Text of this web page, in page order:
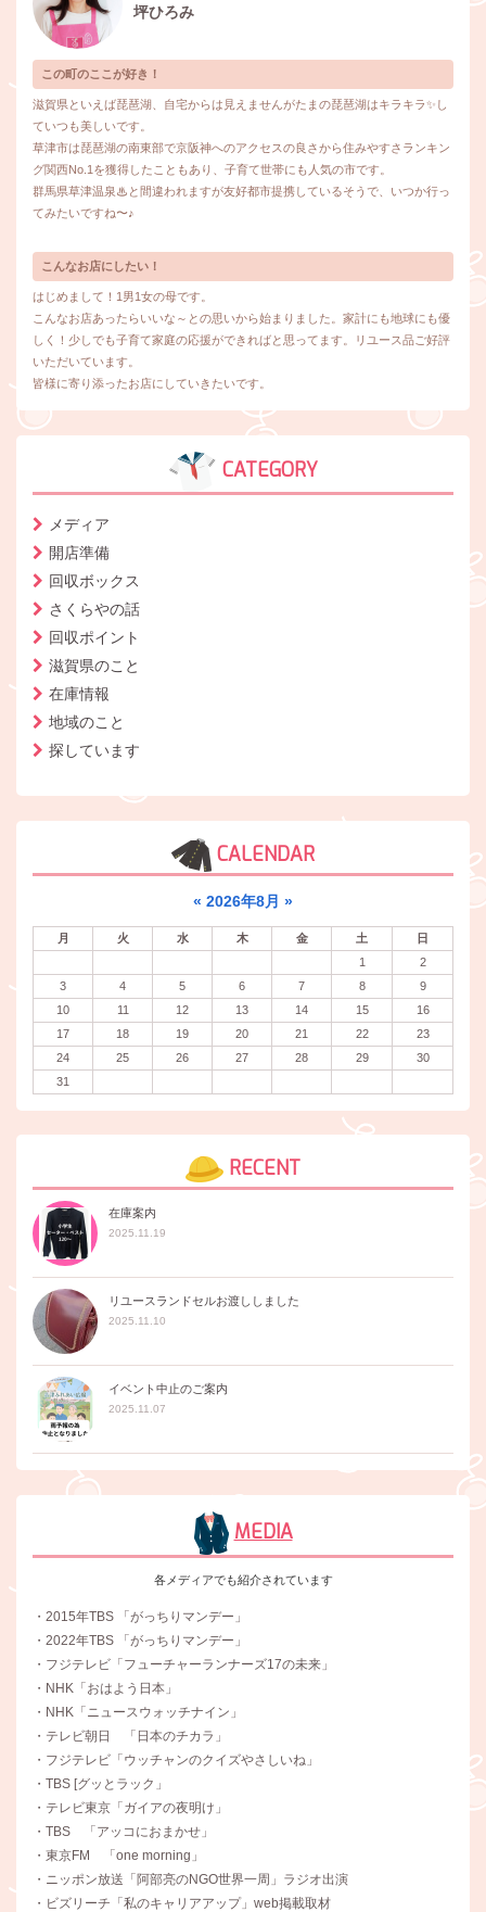
坪ひろみ
この町のここが好き！
滋賀県といえば琵琶湖、自宅からは見えませんがたまの琵琶湖はキラキラ✨し
ていつも美しいです。
草津市は琵琶湖の南東部で京阪神へのアクセスの良さから住みやすさランキン
グ関西No.1を獲得したこともあり、子育て世帯にも人気の市です。
群馬県草津温泉♨と間違われますが友好都市提携しているそうで、いつか行っ
てみたいですね〜♪
こんなお店にしたい！
はじめまして！1男1女の母です。
こんなお店あったらいいな～との思いから始まりました。家計にも地球にも優
しく！少しでも子育て家庭の応援ができればと思ってます。リユース品ご好評
いただいています。
皆様に寄り添ったお店にしていきたいです。
CATEGORY
メディア
開店準備
回収ボックス
さくらやの話
回収ポイント
滋賀県のこと
在庫情報
地域のこと
探しています
CALENDAR
« 2026年8月 »
月 火 水 木 金 土
日
1
2
3
4 5 6 7 8
9
10
11 12 13 14 15
16
17
18 19 20 21 22
23
24
25 26 27 28 29
30
31
RECENT
在庫案内
2025.11.19
リユースランドセルお渡ししました
2025.11.10
イベント中止のご案内
2025.11.07
MEDIA
各メディアでも紹介されています
・2015年TBS 「がっちりマンデー」
・2022年TBS 「がっちりマンデー」
・フジテレビ「フューチャーランナーズ17の未来」
・NHK「おはよう日本」
・NHK「ニュースウォッチナイン」
・テレビ朝日 「日本のチカラ」
・フジテレビ「ウッチャンのクイズやさしいね」
・TBS [グッとラック」
・テレビ東京「ガイアの夜明け」
・TBS 「アッコにおまかせ」
・東京FM 「one morning」
・ニッポン放送「阿部亮のNGO世界一周」ラジオ出演
・ビズリーチ「私のキャリアアップ」web掲載取材